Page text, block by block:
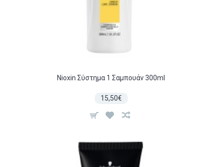
Nioxin Σύστημα 1 Σαμπουάν 300ml
15,50€